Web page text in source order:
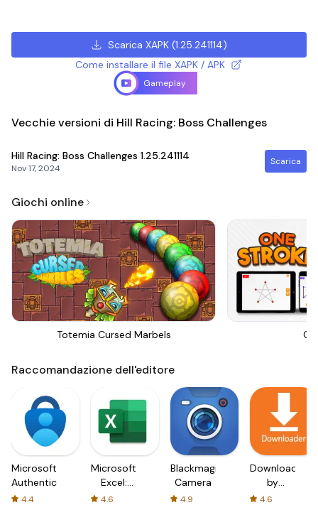
Scarica XAPK(1.25.241114)
Come installare il file XAPK / APK
Gameplay
Vecchie versioni di Hill Racing: Boss Challenges
Hill Racing: Boss Challenges 1.25.241114
Nov 17, 2024
Scarica
Giochi online
Totemia Cursed Marbels
Raccomandazione dell'editore
Microsoft
Authenticator
4.4
Microsoft
Excel:
Spreadsheets
4.6
Blackmagic
Camera
4.9
Downloader
by
AFTVnews
4.6